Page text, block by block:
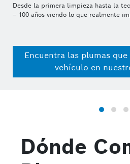
Desde la primera limpieza hasta la
– 100 años viendo lo que realmente
Encuentra las plumas
vehículo en
Dónde